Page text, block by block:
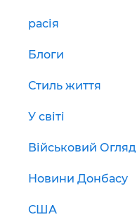
расія
Блоги
Стиль життя
У світі
Військовий Огляд
Новини Донбасу
США